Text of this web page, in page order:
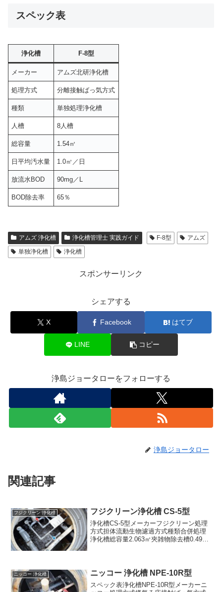
スペック表
浄化槽 F-8型
メーカー アムズ北研浄化槽
処理方式 分離接触ばっ気方式
種類 単独処理浄化槽
人槽 8人槽
総容量 1.54㎥
日平均汚水量 1.0㎥／日
放流水BOD 90mg／L
BOD除去率 65％
アムズ 浄化槽 浄化槽管理士 実践ガイド F-8型
アムズ
単独浄化槽
浄化槽
スポンサーリンク
シェアする
X Facebook はてブ
LINE コピー
浄島ジョータローをフォローする
浄島ジョータロー
関連記事
フジクリーン 浄化槽 フジクリーン浄化槽 CS-5型
浄化槽CS-5型メーカーフジクリーン処理
方式担体流動生物濾過方式種類合併処理
浄化槽総容量2.063㎥夾雑物除去槽0.493
ニッコー 浄化槽 ニッコー 浄化槽 NPE-10R型
スペック表浄化槽NPE-10R型メーカーニ